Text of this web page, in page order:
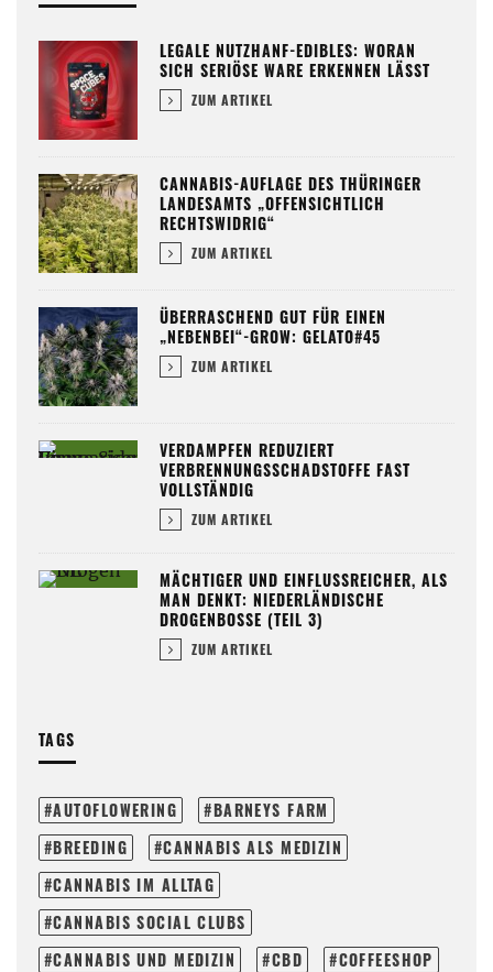
LEGALE NUTZHANF-EDIBLES: WORAN
SICH SERIÖSE WARE ERKENNEN LÄSST
ZUM ARTIKEL
CANNABIS-AUFLAGE DES THÜRINGER
LANDESAMTS „OFFENSICHTLICH
RECHTSWIDRIG“
ZUM ARTIKEL
ÜBERRASCHEND GUT FÜR EINEN
„NEBENBEI“-GROW: GELATO#45
ZUM ARTIKEL
VERDAMPFEN REDUZIERT
VERBRENNUNGSSCHADSTOFFE FAST
VOLLSTÄNDIG
ZUM ARTIKEL
MÄCHTIGER UND EINFLUSSREICHER, ALS
MAN DENKT: NIEDERLÄNDISCHE
DROGENBOSSE (TEIL 3)
ZUM ARTIKEL
TAGS
AUTOFLOWERING
BARNEYS FARM
BREEDING
CANNABIS ALS MEDIZIN
CANNABIS IM ALLTAG
CANNABIS SOCIAL CLUBS
CANNABIS UND MEDIZIN
CBD
COFFEESHOP